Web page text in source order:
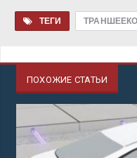
ТЕГИ
ПОХОЖИЕ СТАТЬИ